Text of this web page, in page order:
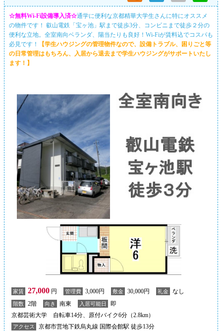
☆無料Wi-Fi設備導入済☆通学に便利な京都精華大学生さんに特にオススメ
の物件です！ 叡山電鉄「宝ヶ池」駅まで徒歩3分、コンビニまで徒歩２分の
便利な立地。全室南向ベランダ、陽当たりも良好！Wi-Fiが賃料込でコスパも
必見です！
【学生ハウジングの管理物件なので、設備トラブル、困りごと等
の日常管理はもちろん、入居から退去まで学生ハウジングがサポートいたし
ます！】
家賃 27,000 円 管理費 3,000円 敷金 30,000円 礼金 なし
階数 2階 向き 南東 入居可能日
即
京都芸術大学 自転車14分、原付バイク6分（2.8km）
アクセス
京都市営地下鉄烏丸線 国際会館駅 徒歩13分